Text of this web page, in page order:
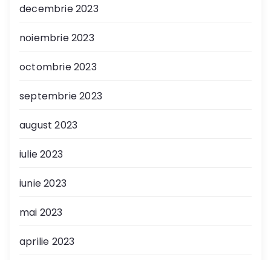
decembrie 2023
noiembrie 2023
octombrie 2023
septembrie 2023
august 2023
iulie 2023
iunie 2023
mai 2023
aprilie 2023